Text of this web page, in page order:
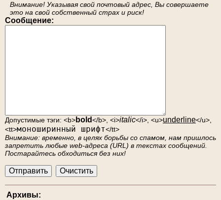
Внимание! Указывая свой почтовый адрес, Вы совершаете
это на свой собственный страх и риск!
Сообщение:
Допустимые тэги: <b>bold</b>, <i>italic</i>, <u>underline</u>,
<tt>моноширинный шрифт</tt>
Внимание: временно, в целях борьбы со спамом, нам пришлось
запретить любые web-адреса (URL) в текстах сообщений.
Постарайтесь обходиться без них!
Архивы: